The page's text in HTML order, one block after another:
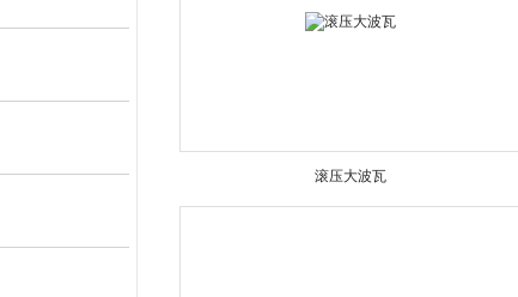
滚压大波瓦